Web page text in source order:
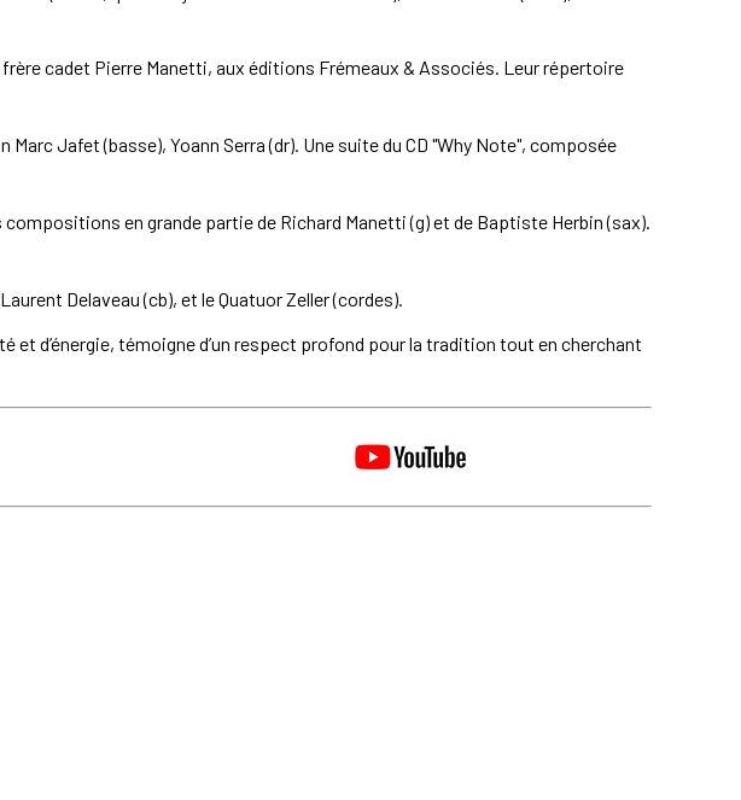
cadet Pierre Manetti, aux éditions Frémeaux & Associés. Leur répertoire
Jafet (basse), Yoann Serra (dr). Une suite du CD "Why Note", composée
en grande partie de Richard Manetti (g) et de Baptiste Herbin (sax).
Delaveau (cb), et le Quatuor Zeller (cordes).
d’énergie, témoigne d’un respect profond pour la tradition tout en cherchant